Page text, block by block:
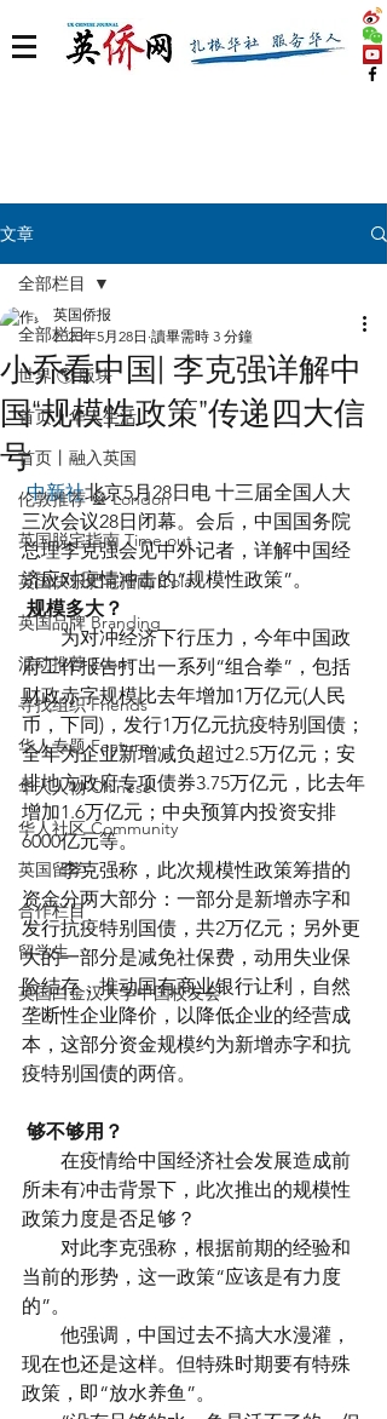
文章
全部栏目
世界 🌎 版块
首页丨华人生活
首页丨融入英国
伦敦推荐 🎡 London
英国脱宅指南 Time out
英国快乐肥宅指南 Cola
英国品牌 Branding
活动推荐 Event
寻找组织 Friends
华人专题 Feature
华人人物 Chinese
华人社区 Community
英国留学
合作栏目
留学生
英国白金汉大学中国校友会
全部栏目
小乔看中国| 李克强详解中
国“规模性政策”传递四大信
号
英国侨报
2020年5月28日 讀畢需時 3 分鐘
中新社北京5月28日电 十三届全国人大
三次会议28日闭幕。会后，中国国务院
总理李克强会见中外记者，详解中国经
济应对疫情冲击的“规模性政策”。
规模多大？
为对冲经济下行压力，今年中国政
府工作报告打出一系列“组合拳”，包括
财政赤字规模比去年增加1万亿元(人民
币，下同)，发行1万亿元抗疫特别国债；
全年为企业新增减负超过2.5万亿元；安
排地方政府专项债券3.75万亿元，比去年
增加1.6万亿元；中央预算内投资安排
6000亿元等。
李克强称，此次规模性政策筹措的
资金分两大部分：一部分是新增赤字和
发行抗疫特别国债，共2万亿元；另外更
大的一部分是减免社保费，动用失业保
险结存，推动国有商业银行让利，自然
垄断性企业降价，以降低企业的经营成
本，这部分资金规模约为新增赤字和抗
疫特别国债的两倍。
够不够用？
在疫情给中国经济社会发展造成前
所未有冲击背景下，此次推出的规模性
政策力度是否足够？
对此李克强称，根据前期的经验和
当前的形势，这一政策“应该是有力度
的”。
他强调，中国过去不搞大水漫灌，
现在也还是这样。但特殊时期要有特殊
政策，即“放水养鱼”。